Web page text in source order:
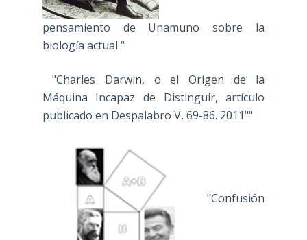
pensamiento de Unamuno sobre la
biología actual “
"Charles Darwin, o el Origen de la
Máquina Incapaz de Distinguir, artículo
publicado en Despalabro V, 69-86. 2011""
"Confusión